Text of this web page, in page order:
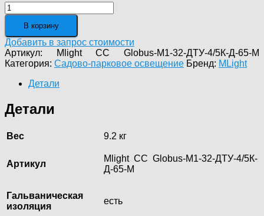
Количество
товара
"Глобус
СТРАДА",
консольный
М-1,
ДТУ,
М
В корзину
Добавить в запрос стоимости
Артикул:
Mlight CC Globus-М1-32-ДТУ-4/5К-Д-65-М
Категория: Садово-парковое освещение Бренд: MLight
Детали
Детали
Вес 9.2 кг
Артикул
Mlight CC Globus-М1-32-ДТУ-4/5К-
Д-65-М
Гальваническая
изоляция
есть